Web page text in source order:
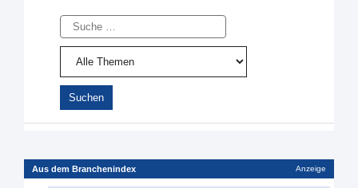
Suche
Aus dem Branchenindex Anzeige